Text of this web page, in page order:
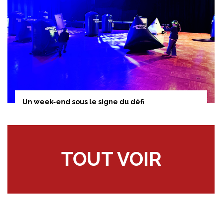
Un week-end sous le signe du défi
TOUT VOIR